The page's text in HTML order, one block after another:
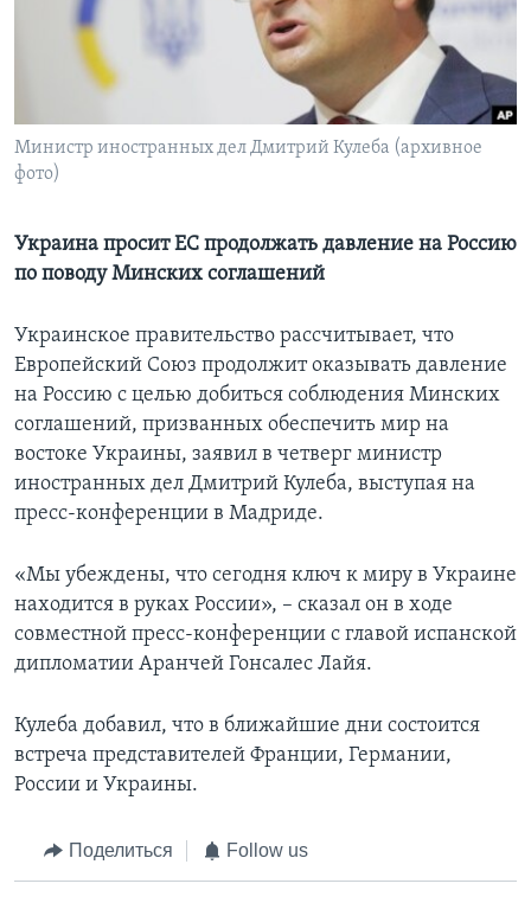
Learning English
Министр иностранных дел Дмитрий Кулеба (архивное
фото)
Украина просит ЕС продолжать давление на Россию
по поводу Минских соглашений
Украинское правительство рассчитывает, что
Европейский Союз продолжит оказывать давление
на Россию с целью добиться соблюдения Минских
соглашений, призванных обеспечить мир на
востоке Украины, заявил в четверг министр
иностранных дел Дмитрий Кулеба, выступая на
пресс-конференции в Мадриде.
«Мы убеждены, что сегодня ключ к миру в Украине
находится в руках России», – сказал он в ходе
совместной пресс-конференции с главой испанской
дипломатии Аранчей Гонсалес Лайя.
Кулеба добавил, что в ближайшие дни состоится
встреча представителей Франции, Германии,
России и Украины.
Поделиться Follow us